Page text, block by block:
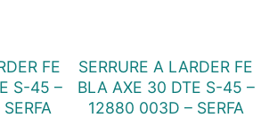
FE
S-45 –
SERRURE A LARDER FE
BLA AXE 30 DTE S-45 –
12880 003D – SERFA